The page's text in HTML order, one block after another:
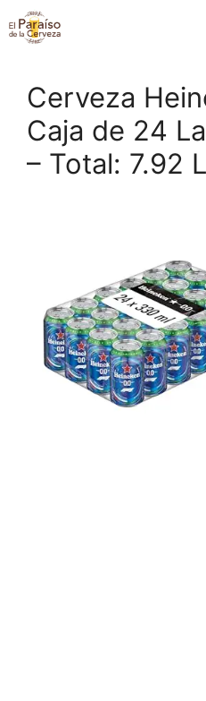
Saltar
al
Cerveza
Caja de 24
– Total: 7.92 L